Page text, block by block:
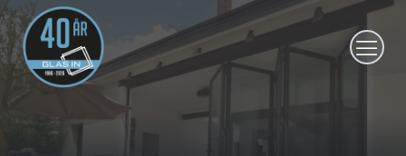
Hoppa
till
innehållet